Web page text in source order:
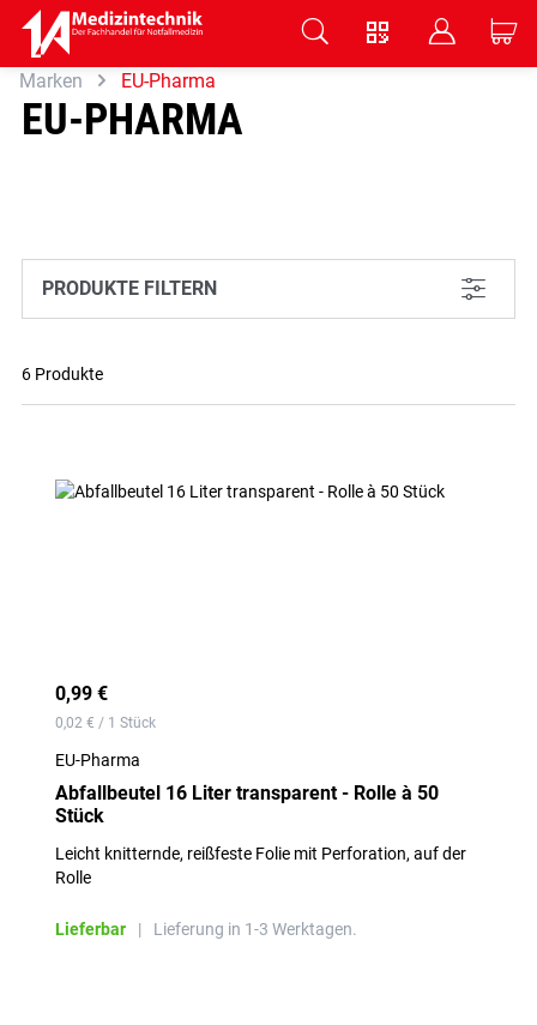
Zum Hauptinhalt springen
V B C
Marken EU-Pharma
EU-PHARMA
PRODUKTE FILTERN L
6 Produkte
0,99 €
0,02 € / 1 Stück
EU-Pharma
Abfallbeutel 16 Liter transparent - Rolle à 50
Stück
Leicht knitternde, reißfeste Folie mit Perforation, auf der
Rolle
Lieferbar | Lieferung in 1-3 Werktagen.